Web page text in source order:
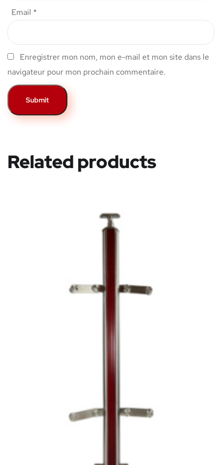
Email *
Enregistrer mon nom, mon e-mail et mon site dans le
navigateur pour mon prochain commentaire.
Related products